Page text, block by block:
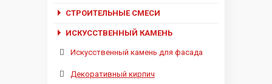
СТРОИТЕЛЬНЫЕ СМЕСИ
ИСКУССТВЕННЫЙ КАМЕНЬ
Искусственный камень для фасада
Декоративный кирпич